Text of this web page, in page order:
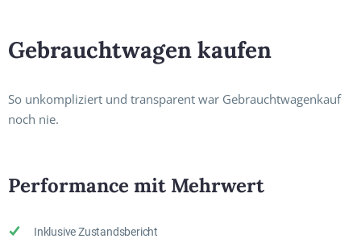
Gebrauchtwagen kaufen
So unkompliziert und transparent war Gebrauchtwagenkauf
noch nie.
Performance mit Mehrwert
Inklusive Zustandsbericht